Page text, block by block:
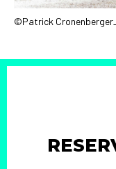
©Patrick